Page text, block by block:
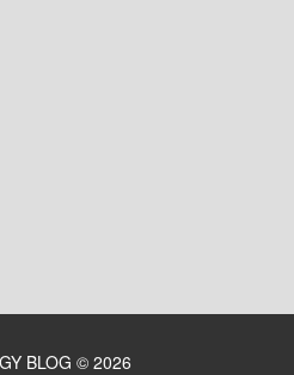
BLOG © 2026